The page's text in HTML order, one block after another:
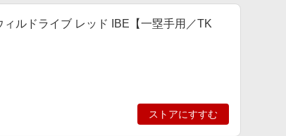
ルドライブ レッド IBE【一塁手用／TK
ストアにすすむ